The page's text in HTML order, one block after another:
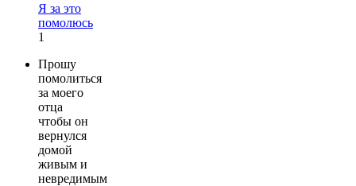
Я за это
помолюсь
1
Прошу
помолиться
за моего
отца
чтобы он
вернулся
домой
живым и
невредимым